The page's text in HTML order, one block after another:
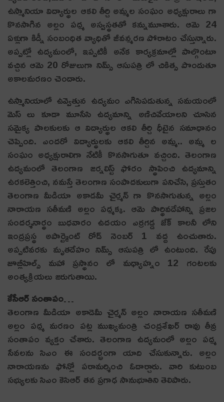
ఉస్మానియా విద్యార్థుల ఆకలి తీర్చి అమ్మల సంఘం అధ్యక్షురాలు గా
కొనసాగిన అల్లం పద్మ అస్వస్థతతో కన్నుమూశారు. ఆమె 24
ఏళ్లుగా కిడ్నీ సంబంధిత వ్యాధితో జీవన్మరణ పోరాటం చేస్తున్నారు.
అప్పట్లో ఉద్యమంలో, ఇప్పటికీ అనేక కార్యక్రమాల్లో పాల్గొంటూ
వచ్చిన ఆమె 20 రోజులుగా నిమ్స్ ఆసుపత్రి లో చికిత్స పొందుతూ
అకాలమరణం చెందారు.
ఉస్మానియాలో ఉవ్వెత్తున ఉద్యమం ఎగిసిపడుతున్న సమయంలో
మెస్ లు కూడా మూసేసి ఉద్యమాన్ని అణిచివేయాలని చూసిన
సమైక్య పాలకులకు ఆ విద్యార్థుల ఆకలి తీర్చి ధీటైన సమాధానం
చెప్పింది. ఎందరో విద్యార్థులకు ఆకలి తీర్చిన అమ్మ.. అమ్మ ల
సంఘం అధ్యక్షురాలిగా నేటికీ కొనసాగుతూ వచ్చింది. తెలంగాణ
ఉద్యమంలో తెలంగాణ జర్నలిస్ట్ ఫోరం స్థాపించి ఉద్యమాన్ని
ఉరకలెత్తించి, నమస్తే తెలంగాణ సంపాదకులుగా పనిచేసి, ప్రస్తుతం
తెలంగాణ మీడియా అకాడమీ చైర్మన్ గా కొనసాగుతున్న అల్లం
నారాయణ సతీమణి అల్లం పద్మక్క. ఆమె పార్థివదేహాన్ని ప్రజల
సందర్శనార్థం బుధవారం ఉదయం ఎర్రగడ్డ జేక్ కాలనీ లోని
ఇంద్రప్రస్థ అపార్ట్మెంట్ రోడ్ నెంబర్ 1 వద్ద ఉంచుతారు.
అప్పటివరకు మృతదేహం నిమ్స్ ఆసుపత్రి లో ఉంటుంది. రేపు
జూబ్లీహిల్స్ మహా ప్రస్థానం లో మధ్యాహ్నం 12 గంటలకు
అంత్యక్రియలు జరుగుతాయి.
కేసీఆర్ సంతాపం…
తెలంగాణ మీడియా అకాడెమీ చైర్మన్ అల్లం నారాయణ సతీమణి
అల్లం పద్మ మరణం పట్ల ముఖ్యమంత్రి చంద్రశేఖర్ రావు తీవ్ర
సంతాపం వ్యక్తం చేశారు. తెలంగాణ ఉద్యమంలో అల్లం పద్మ
సేవలను సిఎం ఈ సందర్భంగా యాది చేసుకున్నారు. అల్లం
నారాయణను ఫోన్లో పరామర్శించి ఓదార్చారు. వారి కుటుంబ
సభ్యులకు సిఎం కెసిఆర్ తన ప్రగాఢ సానుభూతిని తెలిపారు.